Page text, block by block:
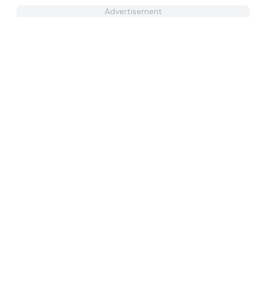
Advertisement